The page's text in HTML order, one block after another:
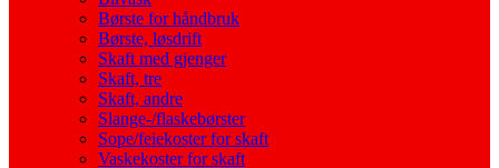
Børste for håndbruk
Børste, løsdrift
Skaft med gjenger
Skaft, tre
Skaft, andre
Slange-/flaskebørster
Sope/feiekoster for skaft
Vaskekoster for skaft